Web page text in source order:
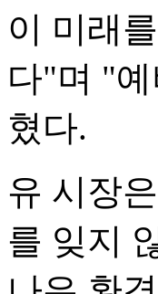
이 미래
다"며 "
혔다.
유 시장
를 잊지